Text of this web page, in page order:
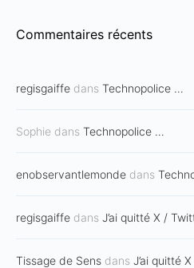
Commentaires récents
regisgaiffe dans Technopolice …
Sophie dans Technopolice …
enobservantlemonde dans
regisgaiffe dans J’ai quitté X /
Tissage de Sens dans J’ai quitté